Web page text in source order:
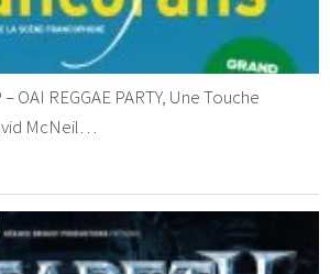
OAI REGGAE PARTY, Une Touche
McNeil…